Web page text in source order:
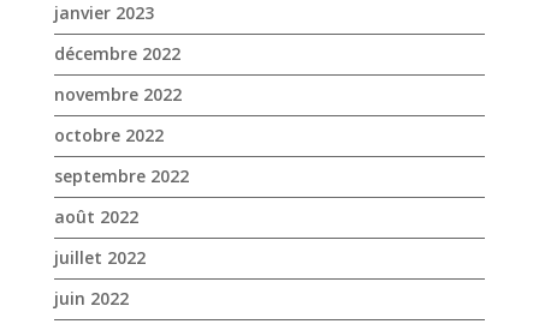
janvier 2023
décembre 2022
novembre 2022
octobre 2022
septembre 2022
août 2022
juillet 2022
juin 2022